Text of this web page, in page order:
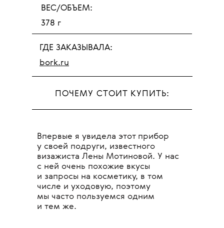
ВЕС/ОБЪЕМ:
378 г
ГДЕ ЗАКАЗЫВАЛА:
bork.ru
ПОЧЕМУ СТОИТ КУПИТЬ:
Впервые я увидела этот прибор
у своей подруги, известного
визажиста Лены Мотиновой. У нас
с ней очень похожие вкусы
и запросы на косметику, в том
числе и уходовую, поэтому
мы часто пользуемся одним
и тем же.